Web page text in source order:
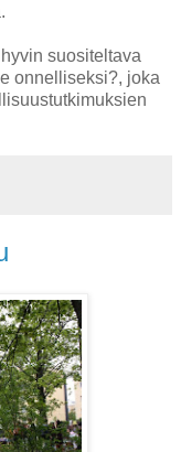
suositeltava
onnelliseksi?, joka